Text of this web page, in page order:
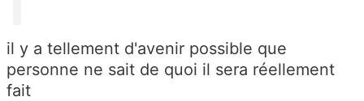
il y a tellement d'avenir possible que
personne ne sait de quoi il sera réellement
fait